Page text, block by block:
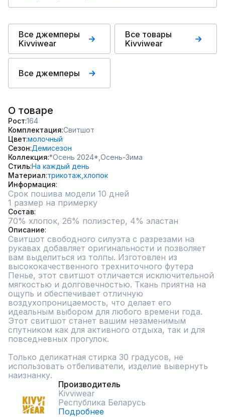
Все джемперы
Kivviwear
Все товары
Kivviwear
Все джемперы
О товаре
Рост 164
Комплектация Свитшот
Цвет молочный
Сезон Демисезон
Коллекция *Осень 2024*, Осень-Зима
СтильНа каждый день
Материал трикотаж, хлопок
Информация
Срок пошива модели 10 дней
1 размер на примерку
Состав
70% хлопок, 26% полиэстер, 4% эластан
Описание
Свитшот свободного силуэта с разрезами на
рукавах добавляет оригинальности и позволяет
вам выделиться из толпы. Изготовлен из
высококачественного трехниточного футера
Пенье, этот свитшот отличается исключительной
мягкостью и долговечностью. Ткань приятна на
ощупь и обеспечивает отличную
воздухопроницаемость, что делает его
идеальным выбором для любого времени года.
Этот свитшот станет вашим незаменимым
спутником как для активного отдыха, так и для
повседневных прогулок.
Только деликатная стирка 30 градусов, не
использовать отбеливатели, изделие вывернуть
наизнанку.
Производитель
Kivviwear
Республика Беларусь
Подробнее